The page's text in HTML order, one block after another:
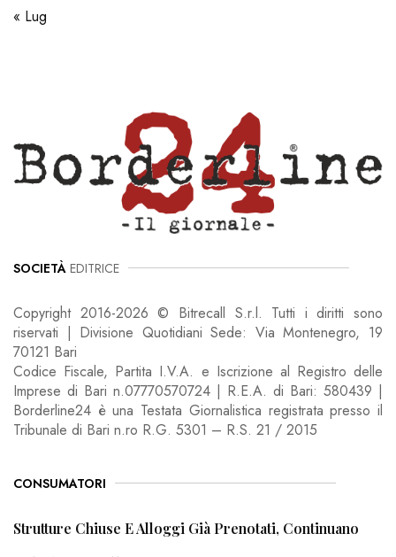
« Lug
SOCIETÀ EDITRICE
Copyright 2016-2026 © Bitrecall S.r.l. Tutti i diritti sono
riservati | Divisione Quotidiani Sede: Via Montenegro, 19
70121 Bari
Codice Fiscale, Partita I.V.A. e Iscrizione al Registro delle
Imprese di Bari n.07770570724 | R.E.A. di Bari: 580439 |
Borderline24 è una Testata Giornalistica registrata presso il
Tribunale di Bari n.ro R.G. 5301 – R.S. 21 / 2015
CONSUMATORI
Strutture Chiuse E Alloggi Già Prenotati, Continuano